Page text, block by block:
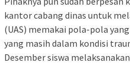
kantor cabang dinas untuk
(UAS) memakai pola-pola
yang masih dalam kondisi
Desember siswa